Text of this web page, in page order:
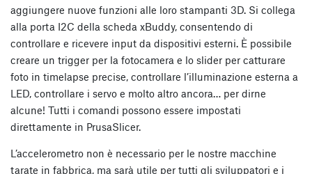
aggiungere nuove funzioni alle loro stampanti 3D. Si collega
alla porta I2C della scheda xBuddy, consentendo di
controllare e ricevere input da dispositivi esterni. È possibile
creare un trigger per la fotocamera e lo slider per catturare
foto in timelapse precise, controllare l’illuminazione esterna a
LED, controllare i servo e molto altro ancora… per dirne
alcune! Tutti i comandi possono essere impostati
direttamente in PrusaSlicer.
L’accelerometro non è necessario per le nostre macchine
tarate in fabbrica, ma sarà utile per tutti gli sviluppatori e i